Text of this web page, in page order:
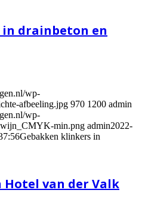
drainbeton en
wp-
afbeeling.jpg 970 1200 admin
wp-
min.png admin2022-
Gebakken klinkers in
van der Valk